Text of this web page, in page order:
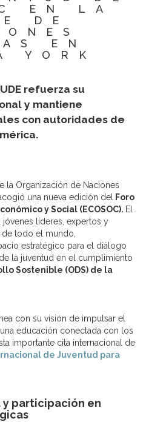
EN LA
DE
EN
YORK
refuerza su
y mantiene
con autoridades de
la Organización de Naciones
una nueva edición del
Foro
y Social (ECOSOC). El
líderes, expertos y
todo el mundo,
estratégico para el diálogo
la juventud en el cumplimiento
Sostenible (ODS) de la
con su visión de impulsar el
educación conectada con los
importante cita internacional de
de Juventud para
y participación en